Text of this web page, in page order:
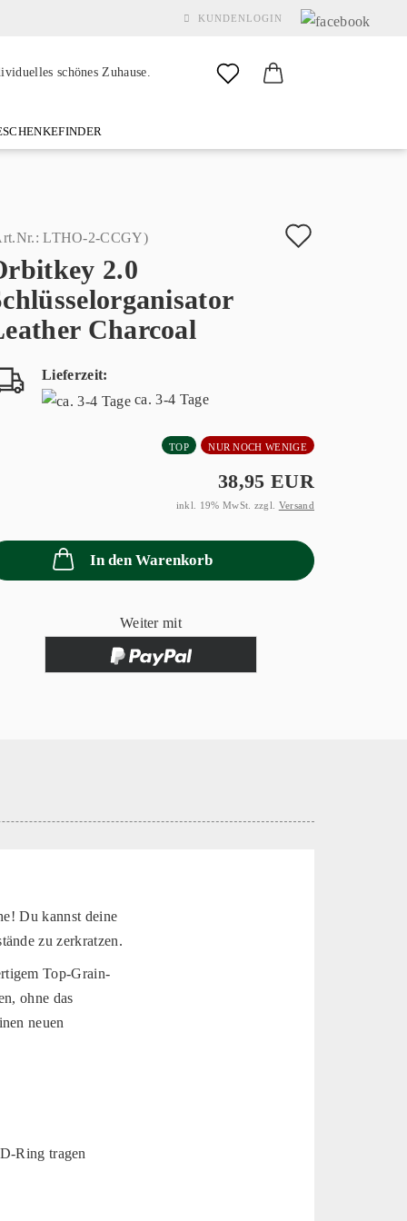
KUNDENLOGIN
Konto erstellen
Passwort vergessen?
schönes Zuhause.
LTHO-2-CCGY)
2.0
Charcoal
Lieferzeit:
ca. 3-4 Tage
TOP NUR NOCH WENIGE
38,95 EUR
inkl. 19% MwSt. zzgl. Versand
In den Warenkorb
Weiter mit
Du kannst deine
zu zerkratzen.
Top-Grain-
ohne das
neuen
Ring tragen